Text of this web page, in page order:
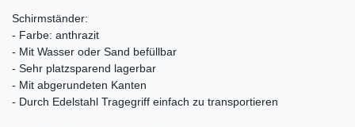
Schirmständer:
- Farbe: anthrazit
- Mit Wasser oder Sand befüllbar
- Sehr platzsparend lagerbar
- Mit abgerundeten Kanten
- Durch Edelstahl Tragegriff einfach zu transportieren